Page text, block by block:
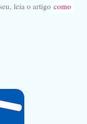
leia o artigo como